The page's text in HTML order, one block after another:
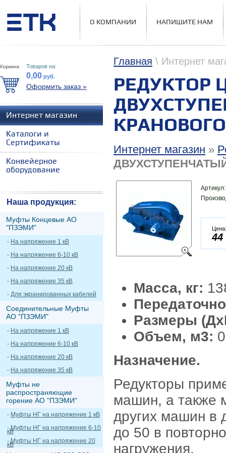
О КОМПАНИИ НАПИШИТЕ НАМ
Главная \ Интернет
РЕДУКТОР
Интернет магазин »
Цена:
44
Масса, кг:
Размеры
Объем, м3:
Назначение.
Редукторы
машин, а также
других машин в
до 50 в
нагружения.
Товаров на:
0,00 руб.
Оформить заказ »
Интернет магазин
Каталоги и
Сертификаты
Конвейерное
оборудование
Наша продукция:
Муфты Концевые АО
"ПЗЭМИ"
- На напряжение 1 кВ
- На напряжение 6-10 кВ
- На напряжение 20 кВ
- На напряжение 35 кВ
- Для экранированных кабелей
Соединительные Муфты
АО "ПЗЭМИ"
- На напряжение 1 кВ
- На напряжение 6-10 кВ
- На напряжение 20 кВ
- На напряжение 35 кВ
Муфты не
распространяющие
горение АО "ПЗЭМИ"
- Муфты НГ на напряжение 1 кВ
-Муфты НГ на напряжение 6-10
кВ
-Муфты НГ на напряжение 20
кВ